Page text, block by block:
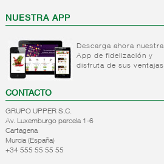
NUESTRA APP
Descarga ahora nuestra
App de fidelización y
disfruta de sus ventajas
CONTACTO
GRUPO UPPER S.C.
Av. Luxemburgo parcela 1-6
Cartagena
Murcia (España)
+34 555 55 55 55